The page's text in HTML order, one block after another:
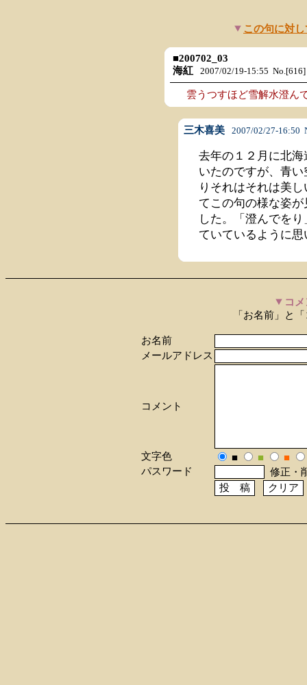
この句に対
■200702_03
海紅
2007/02/19-15:55 No.[616]
雲うつすほど雪解水澄ん
三木喜美 2007/02/27-16:50
去年の１２月に北
いたのですが、青
りそれはそれは美
てこの句の様な姿
した。「澄んでを
ていているように
コ
「お名前」と
お名前
メールアドレス
コメント
文字色 ■ ■
■
パスワード
修正・